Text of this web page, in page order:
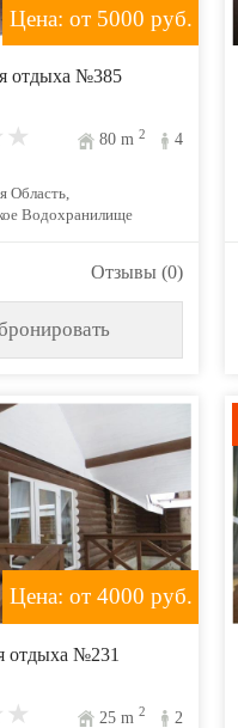
Цена: от 5000 руб.
отдыха №385
80 m2 4
Область,
Водохранилище
Отзывы (0)
Цена: от 4000 руб.
отдыха №231
25 m2 2